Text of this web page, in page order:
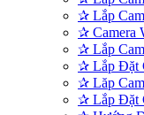
✰ Lắp
✰ Camera
✰ Lắp
✰ Lắp Đặt
✰ Lăp
✰ Lắp Đặt